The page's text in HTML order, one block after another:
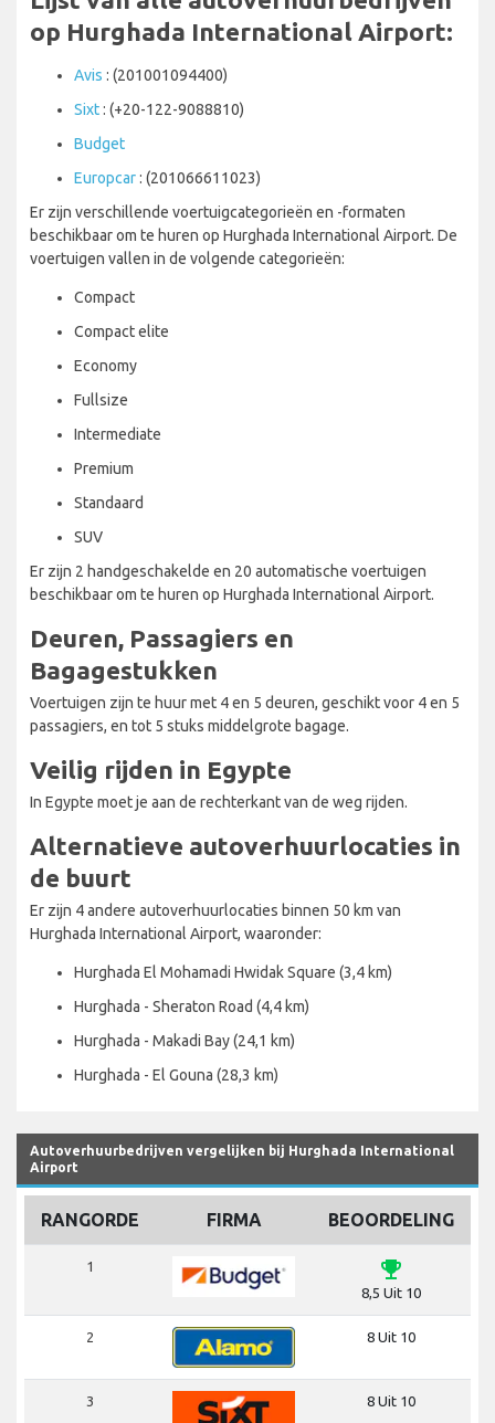
op Hurghada International Airport:
Avis : (201001094400)
Sixt: (+20-122-9088810)
Budget
Europcar: (201066611023)
Er zijn verschillende voertuigcategorieën en -formaten
beschikbaar om te huren op Hurghada International Airport. De
voertuigen vallen in de volgende categorieën:
Compact
Compact elite
Economy
Fullsize
Intermediate
Premium
Standaard
SUV
Er zijn 2 handgeschakelde en 20 automatische voertuigen
beschikbaar om te huren op Hurghada International Airport.
Deuren, Passagiers en
Bagagestukken
Voertuigen zijn te huur met 4 en 5 deuren, geschikt voor 4 en 5
passagiers, en tot 5 stuks middelgrote bagage.
Veilig rijden in Egypte
In Egypte moet je aan de rechterkant van de weg rijden.
Alternatieve autoverhuurlocaties in
de buurt
Er zijn 4 andere autoverhuurlocaties binnen 50 km van
Hurghada International Airport, waaronder:
Hurghada El Mohamadi Hwidak Square (3,4 km)
Hurghada - Sheraton Road (4,4 km)
Hurghada - Makadi Bay (24,1 km)
Hurghada - El Gouna (28,3 km)
Autoverhuurbedrijven vergelijken bij Hurghada International
Airport
RANGORDE FIRMA BEOORDELING
1 emoji_events
8,5 Uit 10
2 8 Uit 10
3 8 Uit 10